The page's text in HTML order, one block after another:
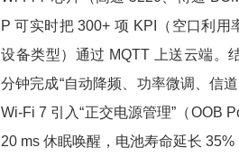
P 可实时把 300+ 项 KPI（空口利
设备类型）通过 MQTT 上送云端。
分钟完成“自动降频、功率微调、信
Wi-Fi 7 引入“正交电源管理”（OOB
20 ms 休眠唤醒，电池寿命延长 35%